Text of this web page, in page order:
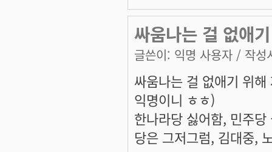
싸움나는 걸 없애
글쓴이: 익명 사용자 / 작성
싸움나는 걸 없애기 위
익명이니 ㅎㅎ)
한나라당 싫어함, 민주
당은 그저그럼, 김대중,